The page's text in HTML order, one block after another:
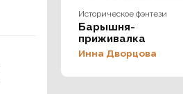
Историческое фэнтези
Барышня-
приживалка
Инна Дворцова